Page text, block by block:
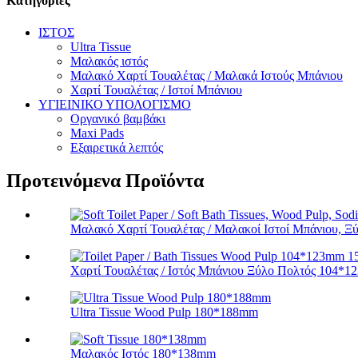
ΙΣΤΟΣ
Ultra Tissue
Μαλακός ιστός
Μαλακό Χαρτί Τουαλέτας / Μαλακά Ιστούς Μπάνιου
Χαρτί Τουαλέτας / Ιστοί Μπάνιου
ΥΓΙΕΙΝΙΚΟ ΥΠΟΛΟΓΙΣΜΟ
Οργανικό βαμβάκι
Maxi Pads
Εξαιρετικά λεπτός
Προτεινόμενα Προϊόντα
Μαλακό Χαρτί Τουαλέτας / Μαλακοί Ιστοί Μπάνιου,
Χαρτί Τουαλέτας / Ιστός Μπάνιου Ξύλο Πολτός
Ultra Tissue Wood Pulp 180*188mm
Μαλακός Ιστός 180*138mm